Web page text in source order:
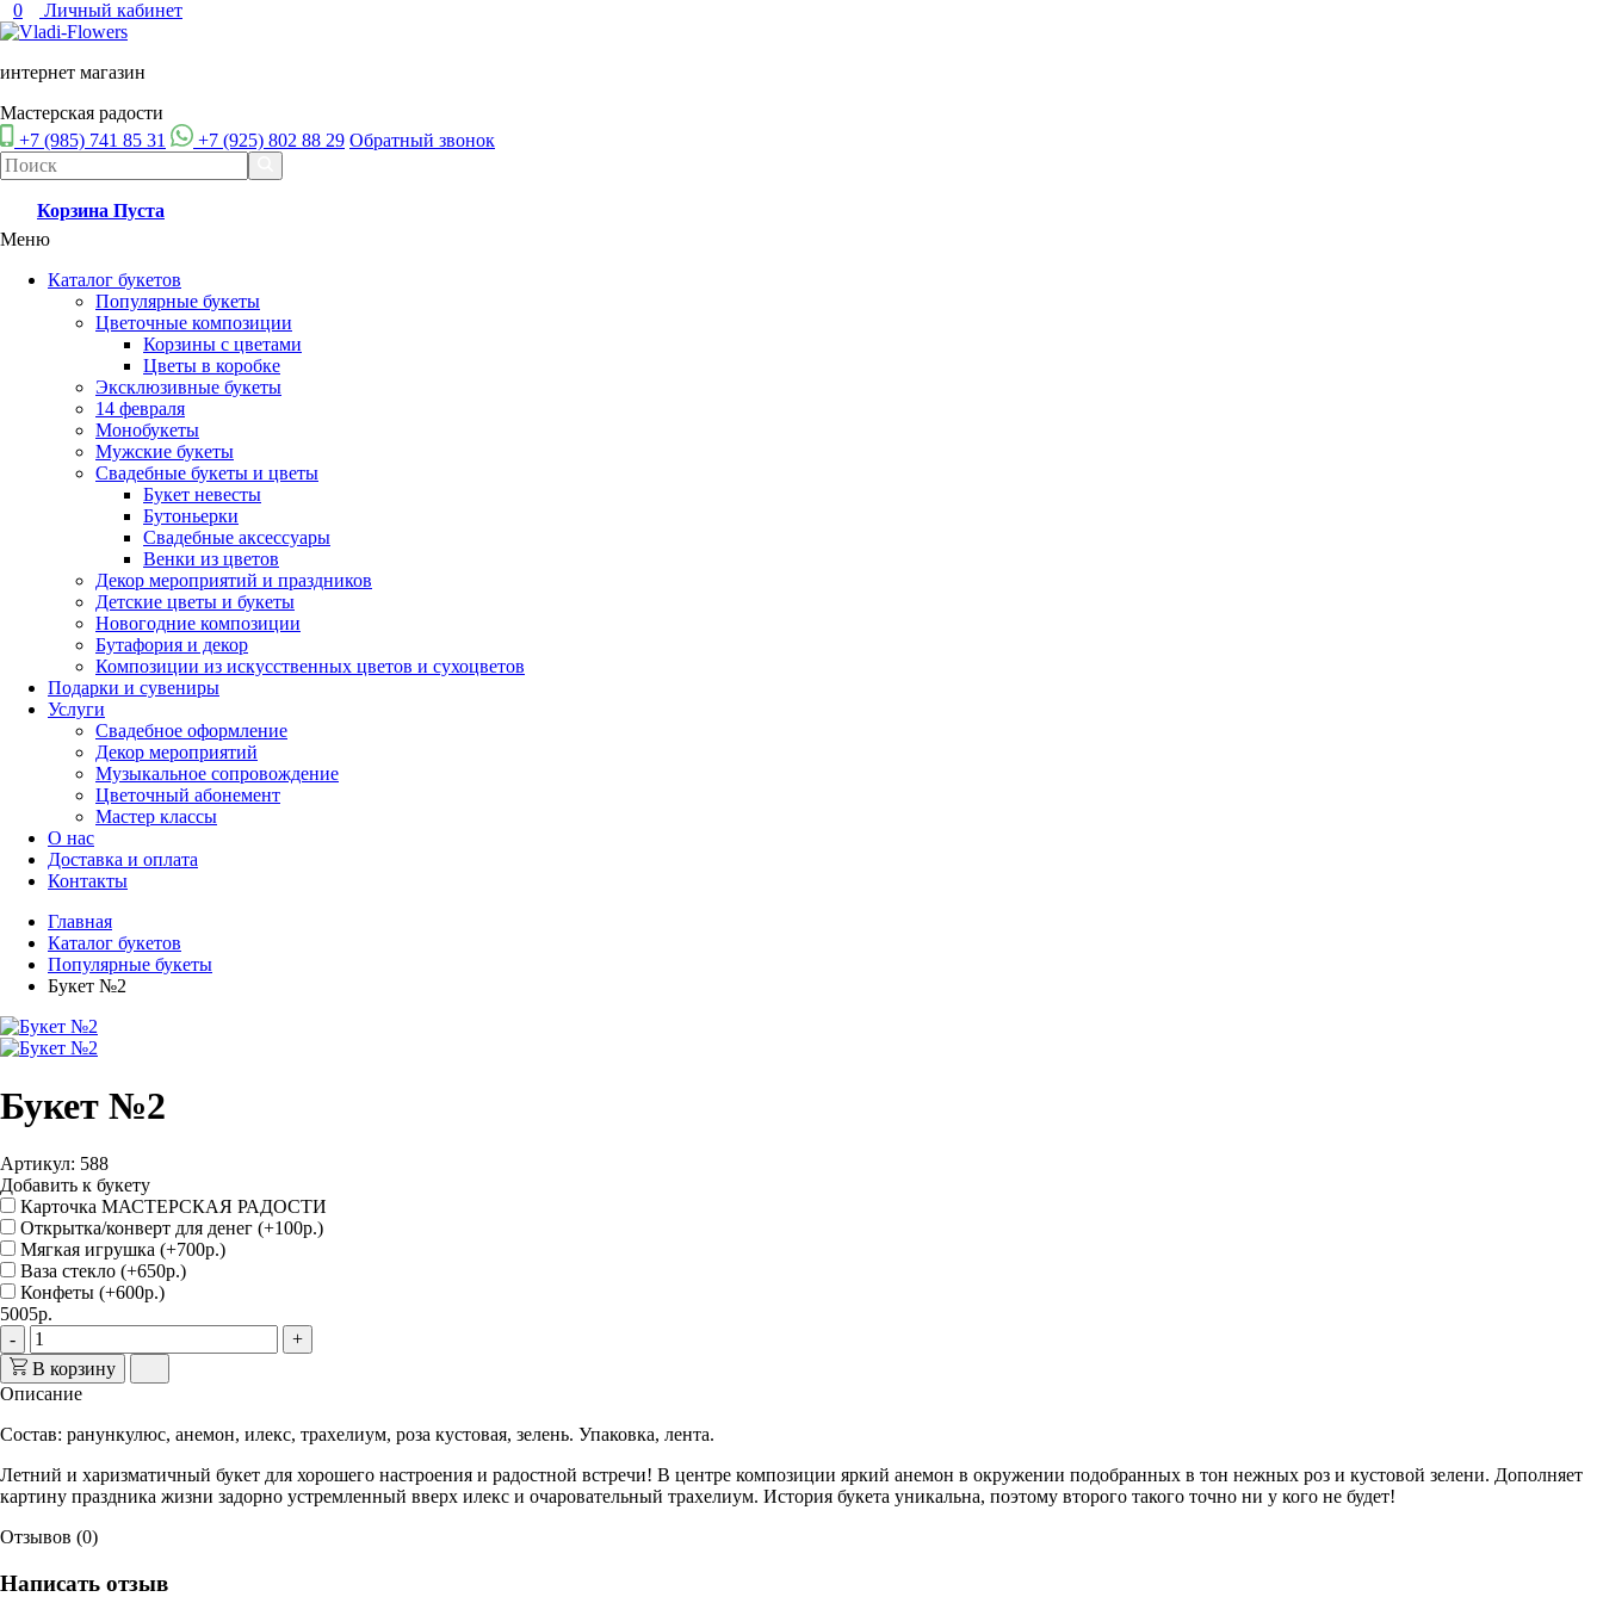
0 Личный кабинет
интернет магазин
Мастерская радости
+7 (985) 741 85 31
+7 (925) 802 88 29 Обратный звонок
Корзина Пуста
Меню
Каталог букетов
Популярные букеты
Цветочные композиции
Корзины с цветами
Цветы в коробке
Эксклюзивные букеты
14 февраля
Монобукеты
Мужские букеты
Свадебные букеты и цветы
Букет невесты
Бутоньерки
Свадебные аксессуары
Венки из цветов
Декор мероприятий и праздников
Детские цветы и букеты
Новогодние композиции
Бутафория и декор
Композиции из искусственных цветов и сухоцветов
Подарки и сувениры
Услуги
Свадебное оформление
Декор мероприятий
Музыкальное сопровождение
Цветочный абонемент
Мастер классы
О нас
Доставка и оплата
Контакты
Главная
Каталог букетов
Популярные букеты
Букет №2
Букет №2
Артикул: 588
Добавить к букету
Карточка МАСТЕРСКАЯ РАДОСТИ
Открытка/конверт для денег (+100р.)
Мягкая игрушка (+700р.)
Ваза стекло (+650р.)
Конфеты (+600р.)
5005р.
-
+
В корзину
Описание
Состав: ранункулюс, анемон, илекс, трахелиум, роза кустовая, зелень. Упаковка, лента.
Летний и харизматичный букет для хорошего настроения и радостной встречи! В центре композиции яркий анемон в окружении подобранных в тон нежных роз и кустовой зелени. Дополняет
картину праздника жизни задорно устремленный вверх илекс и очаровательный трахелиум. История букета уникальна, поэтому второго такого точно ни у кого не будет!
Отзывов (0)
Написать отзыв